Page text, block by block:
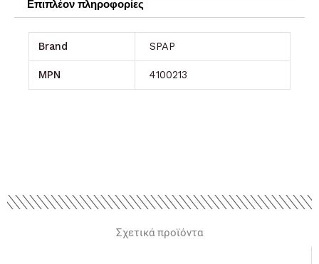
Επιπλέον πληροφορίες
Brand SPAP
MPN 4100213
Σχετικά προϊόντα